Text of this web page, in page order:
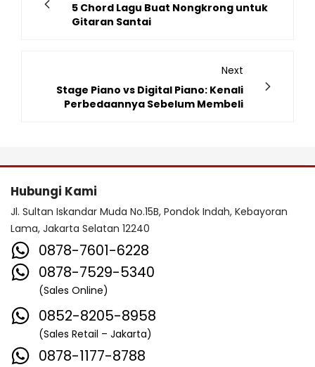
5 Chord Lagu Buat Nongkrong untuk
Gitaran Santai
Next
Stage Piano vs Digital Piano: Kenali
Perbedaannya Sebelum Membeli
Hubungi Kami
Jl. Sultan Iskandar Muda No.15B, Pondok Indah, Kebayoran
Lama, Jakarta Selatan 12240
0878-7601-6228
0878-7529-5340
(Sales Online)
0852-8205-8958
(Sales Retail – Jakarta)
0878-1177-8788